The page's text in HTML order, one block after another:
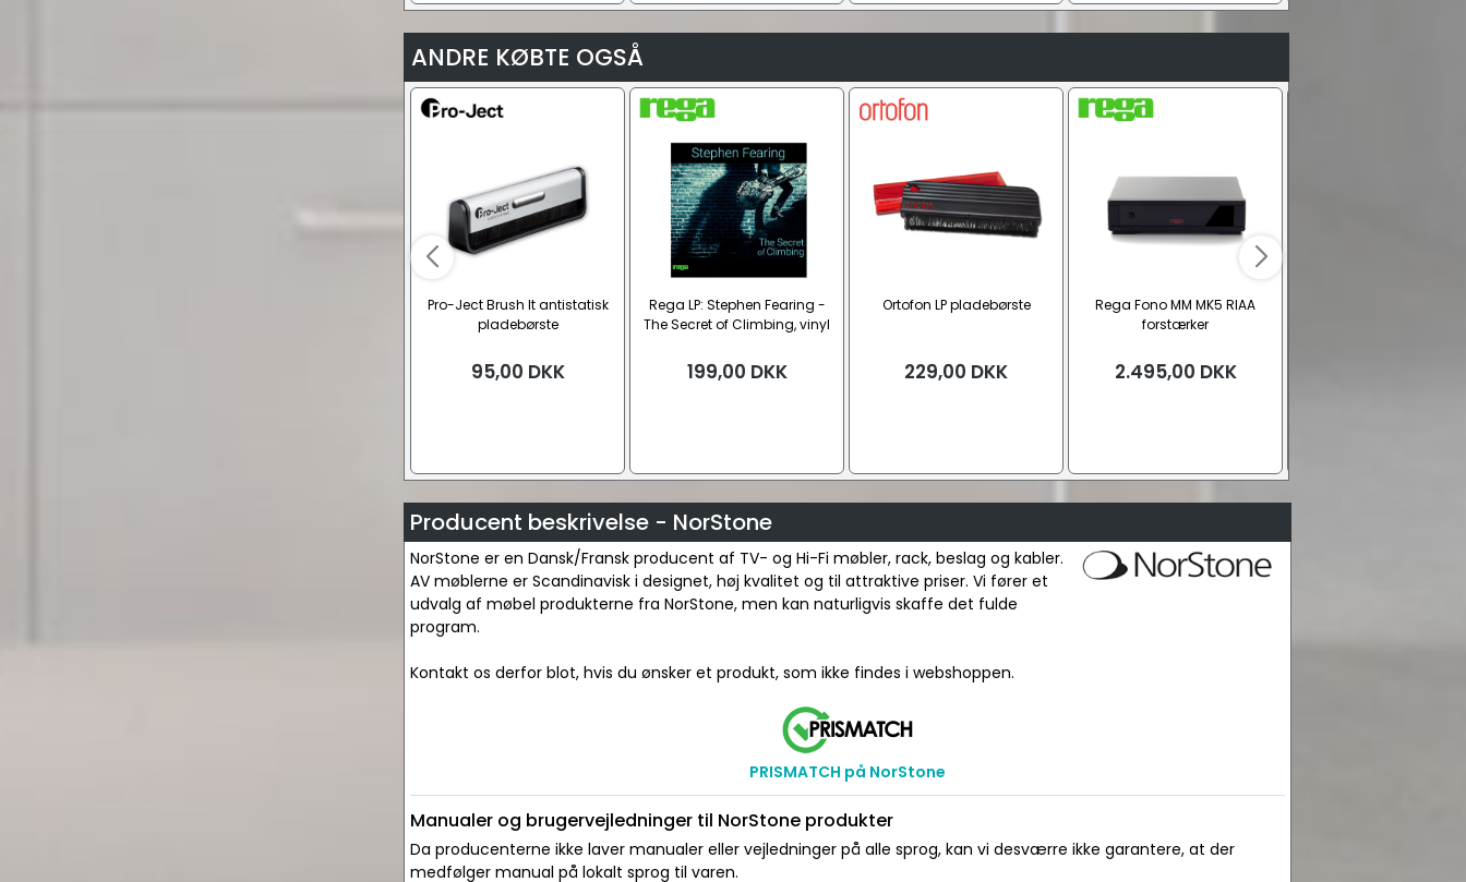
ANDRE KØBTE OGSÅ
Pro-Ject Brush It antistatisk
pladebørste
95,00 DKK
Rega LP: Stephen Fearing -
The Secret of Climbing, vinyl
199,00 DKK
Ortofon LP pladebørste
229,00 DKK
Rega Fono MM MK5 RIAA
forstærker
2.495,00 DKK
Producent beskrivelse - NorStone
NorStone er en Dansk/Fransk producent af TV- og Hi-Fi møbler, rack, beslag og kabler.
AV møblerne er Scandinavisk i designet, høj kvalitet og til attraktive priser. Vi fører et
udvalg af møbel produkterne fra NorStone, men kan naturligvis skaffe det fulde
program.
Kontakt os derfor blot, hvis du ønsker et produkt, som ikke findes i webshoppen.
PRISMATCH på NorStone
Manualer og brugervejledninger til NorStone produkter
Da producenterne ikke laver manualer eller vejledninger på alle sprog, kan vi desværre ikke garantere, at der
medfølger manual på lokalt sprog til varen.